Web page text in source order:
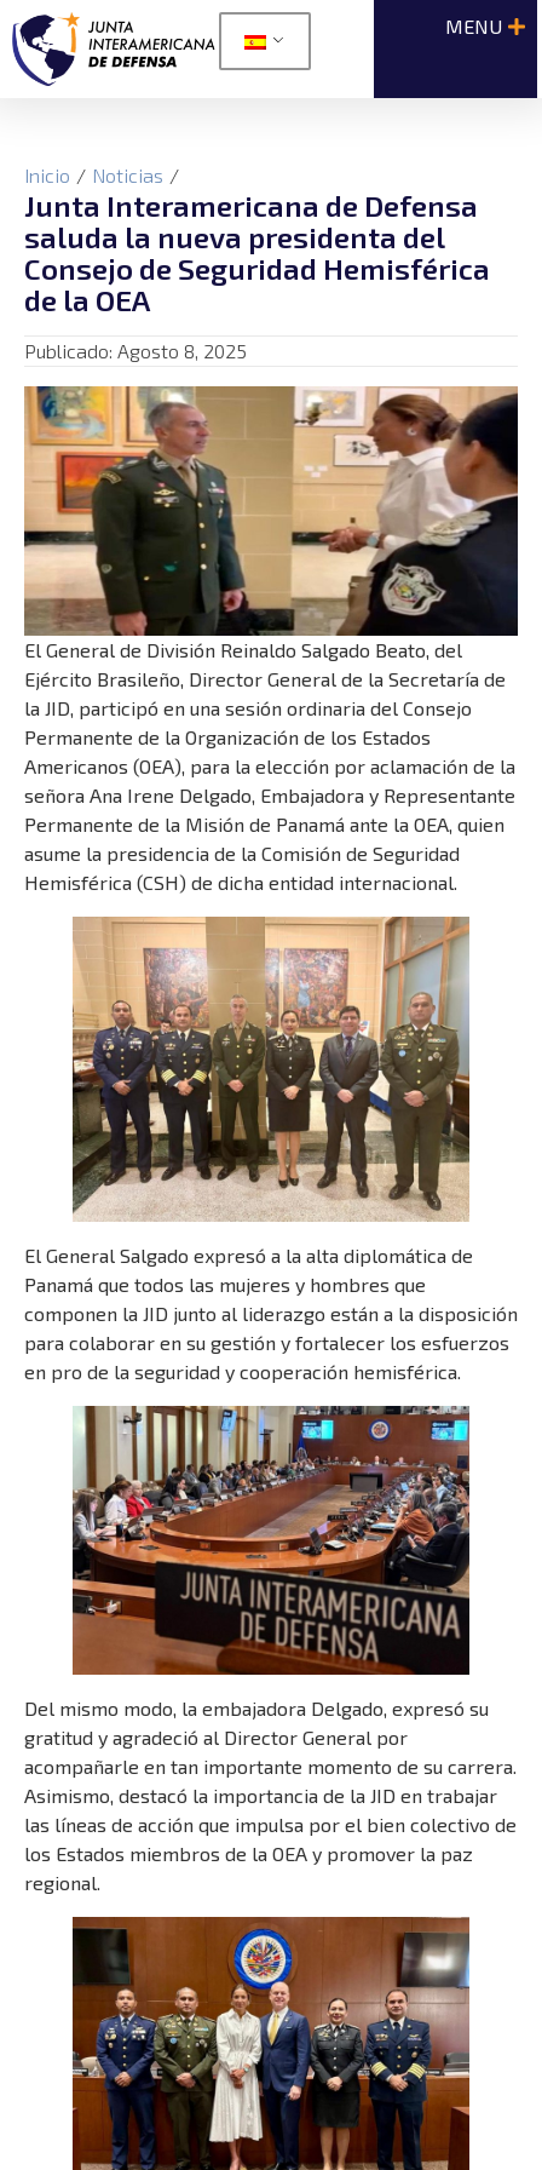
Inicio / Noticias /
Junta Interamericana de Defensa
saluda la nueva presidenta del
Consejo de Seguridad Hemisférica
de la OEA
Publicado: Agosto 8, 2025
El General de División Reinaldo Salgado Beato, del
Ejército Brasileño, Director General de la Secretaría de
la JID, participó en una sesión ordinaria del Consejo
Permanente de la Organización de los Estados
Americanos (OEA), para la elección por aclamación de la
señora Ana Irene Delgado, Embajadora y Representante
Permanente de la Misión de Panamá ante la OEA, quien
asume la presidencia de la Comisión de Seguridad
Hemisférica (CSH) de dicha entidad internacional.
El General Salgado expresó a la alta diplomática de
Panamá que todos las mujeres y hombres que
componen la JID junto al liderazgo están a la disposición
para colaborar en su gestión y fortalecer los esfuerzos
en pro de la seguridad y cooperación hemisférica.
Del mismo modo, la embajadora Delgado, expresó su
gratitud y agradeció al Director General por
acompañarle en tan importante momento de su carrera.
Asimismo, destacó la importancia de la JID en trabajar
las líneas de acción que impulsa por el bien colectivo de
los Estados miembros de la OEA y promover la paz
regional.